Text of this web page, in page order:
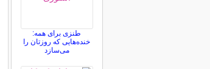
طنزی برای همه:
خنده‌هایی که روزتان را
می‌سازد